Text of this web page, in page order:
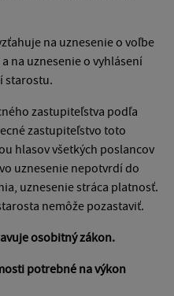
na uznesenie o voľbe
na uznesenie o vyhlásení
starostu.
zastupiteľstva podľa
zastupiteľstvo toto
hlasov všetkých poslancov
uznesenie nepotvrdí do
uznesenie stráca platnosť.
nemôže pozastaviť.
osobitný zákon.
potrebné na výkon